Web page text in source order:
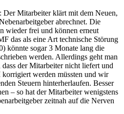
Der Mitarbeiter klärt mit dem Neuen,
abrechnet. Die
wieder frei und können erneut
das als eine Art technische Störung
könnte sogar 3 Monate lang die
werden. Allerdings geht man
der Mitarbeiter nicht liefert und
werden müssten und wir
Steuern hinterherlaufen. Besser
– so hat der Mitarbeiter wenigstens
zeitnah auf die Nerven